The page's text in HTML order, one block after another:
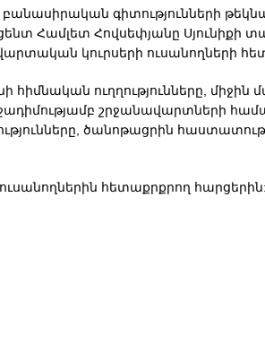
գիտությունների
Համլետ Հովսեփյանը Սյունիքի
կուրսերի ուսանողների
հիմնական ուղղությունները,
շրջանավարտների
ծանոթացրին
հետաքրքրող հարցերին: